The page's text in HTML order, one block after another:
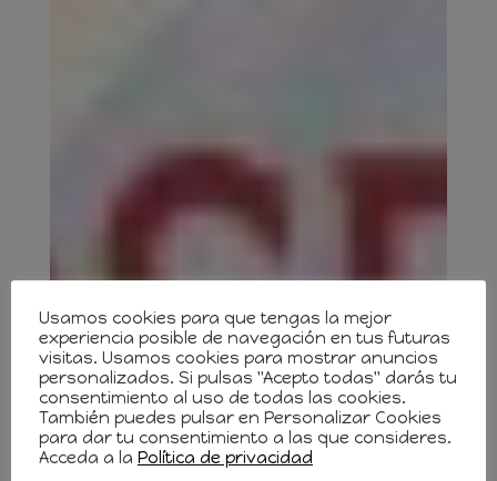
Usamos cookies para que tengas la mejor
experiencia posible de navegación en tus futuras
visitas. Usamos cookies para mostrar anuncios
personalizados. Si pulsas "Acepto todas" darás tu
consentimiento al uso de todas las cookies.
También puedes pulsar en Personalizar Cookies
para dar tu consentimiento a las que consideres.
Acceda a la Política de privacidad